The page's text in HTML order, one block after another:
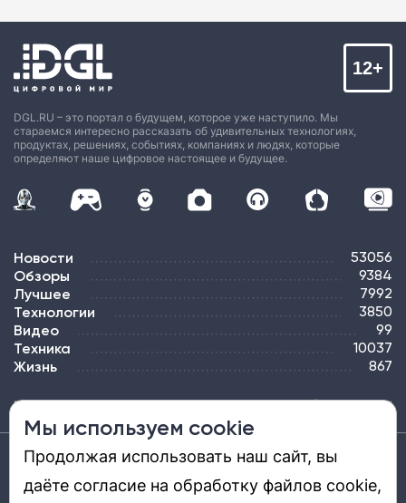
DGL.RU – это портал о будущем, которое уже наступило. Мы
стараемся интересно рассказать об удивительных технологиях,
продуктах, решениях, событиях, компаниях и людях, которые
определяют наше цифровое настоящее и будущее.
12+
Новости 53056
Обзоры 9384
Лучшее 7992
Технологии 3850
Видео 99
Техника 10037
Жизнь 867
ПОДПИСКА РЕКЛАМА КОНТАКТЫ КАРТА САЙТА ТЭГИ
Средство массовой информации «DGL.RU — Цифровой мир» (www.dgl.ru).
Реестровая запись средства массовой информации (СМИ) сетевого издания ЭЛ №
ФС 77 - 81669, выдано Роскомнадзором 27.08.2021. Учредитель: ООО «ДиДжиЭль».
Главный редактор: Шкред Т. В. Телефон редакции +7901-907-1590. Адрес
Мы используем cookie
Продолжая использовать наш сайт, вы
даёте согласие на обработку файлов cookie,